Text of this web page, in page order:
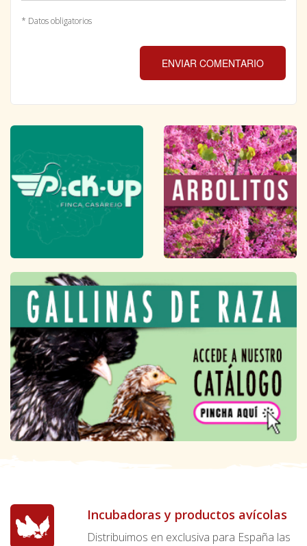
* Datos obligatorios
ENVIAR COMENTARIO
Incubadoras y productos avícolas
Distribuimos en exclusiva para España las